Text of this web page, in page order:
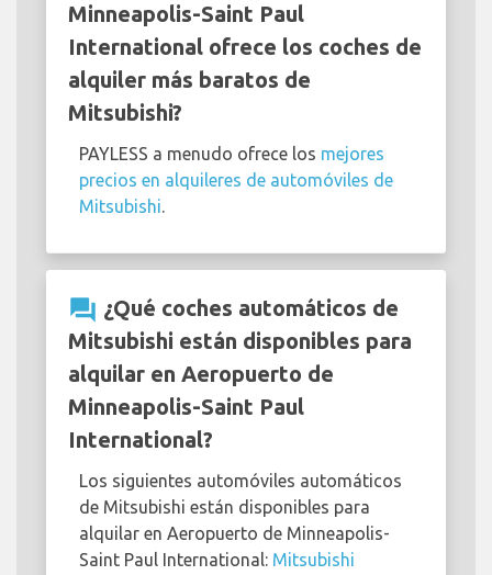
Minneapolis-Saint Paul
International ofrece los coches de
alquiler más baratos de
Mitsubishi?
PAYLESS a menudo ofrece los mejores
precios en alquileres de automóviles de
Mitsubishi.
question_answer ¿Qué coches automáticos de
Mitsubishi están disponibles para
alquilar en Aeropuerto de
Minneapolis-Saint Paul
International?
Los siguientes automóviles automáticos
de Mitsubishi están disponibles para
alquilar en Aeropuerto de Minneapolis-
Saint Paul International: Mitsubishi